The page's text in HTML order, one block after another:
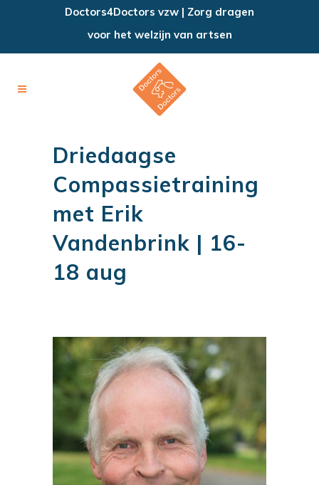
Doctors4Doctors vzw | Zorg dragen
voor het welzijn van artsen
Driedaagse
Compassietraining
met Erik
Vandenbrink | 16-
18 aug